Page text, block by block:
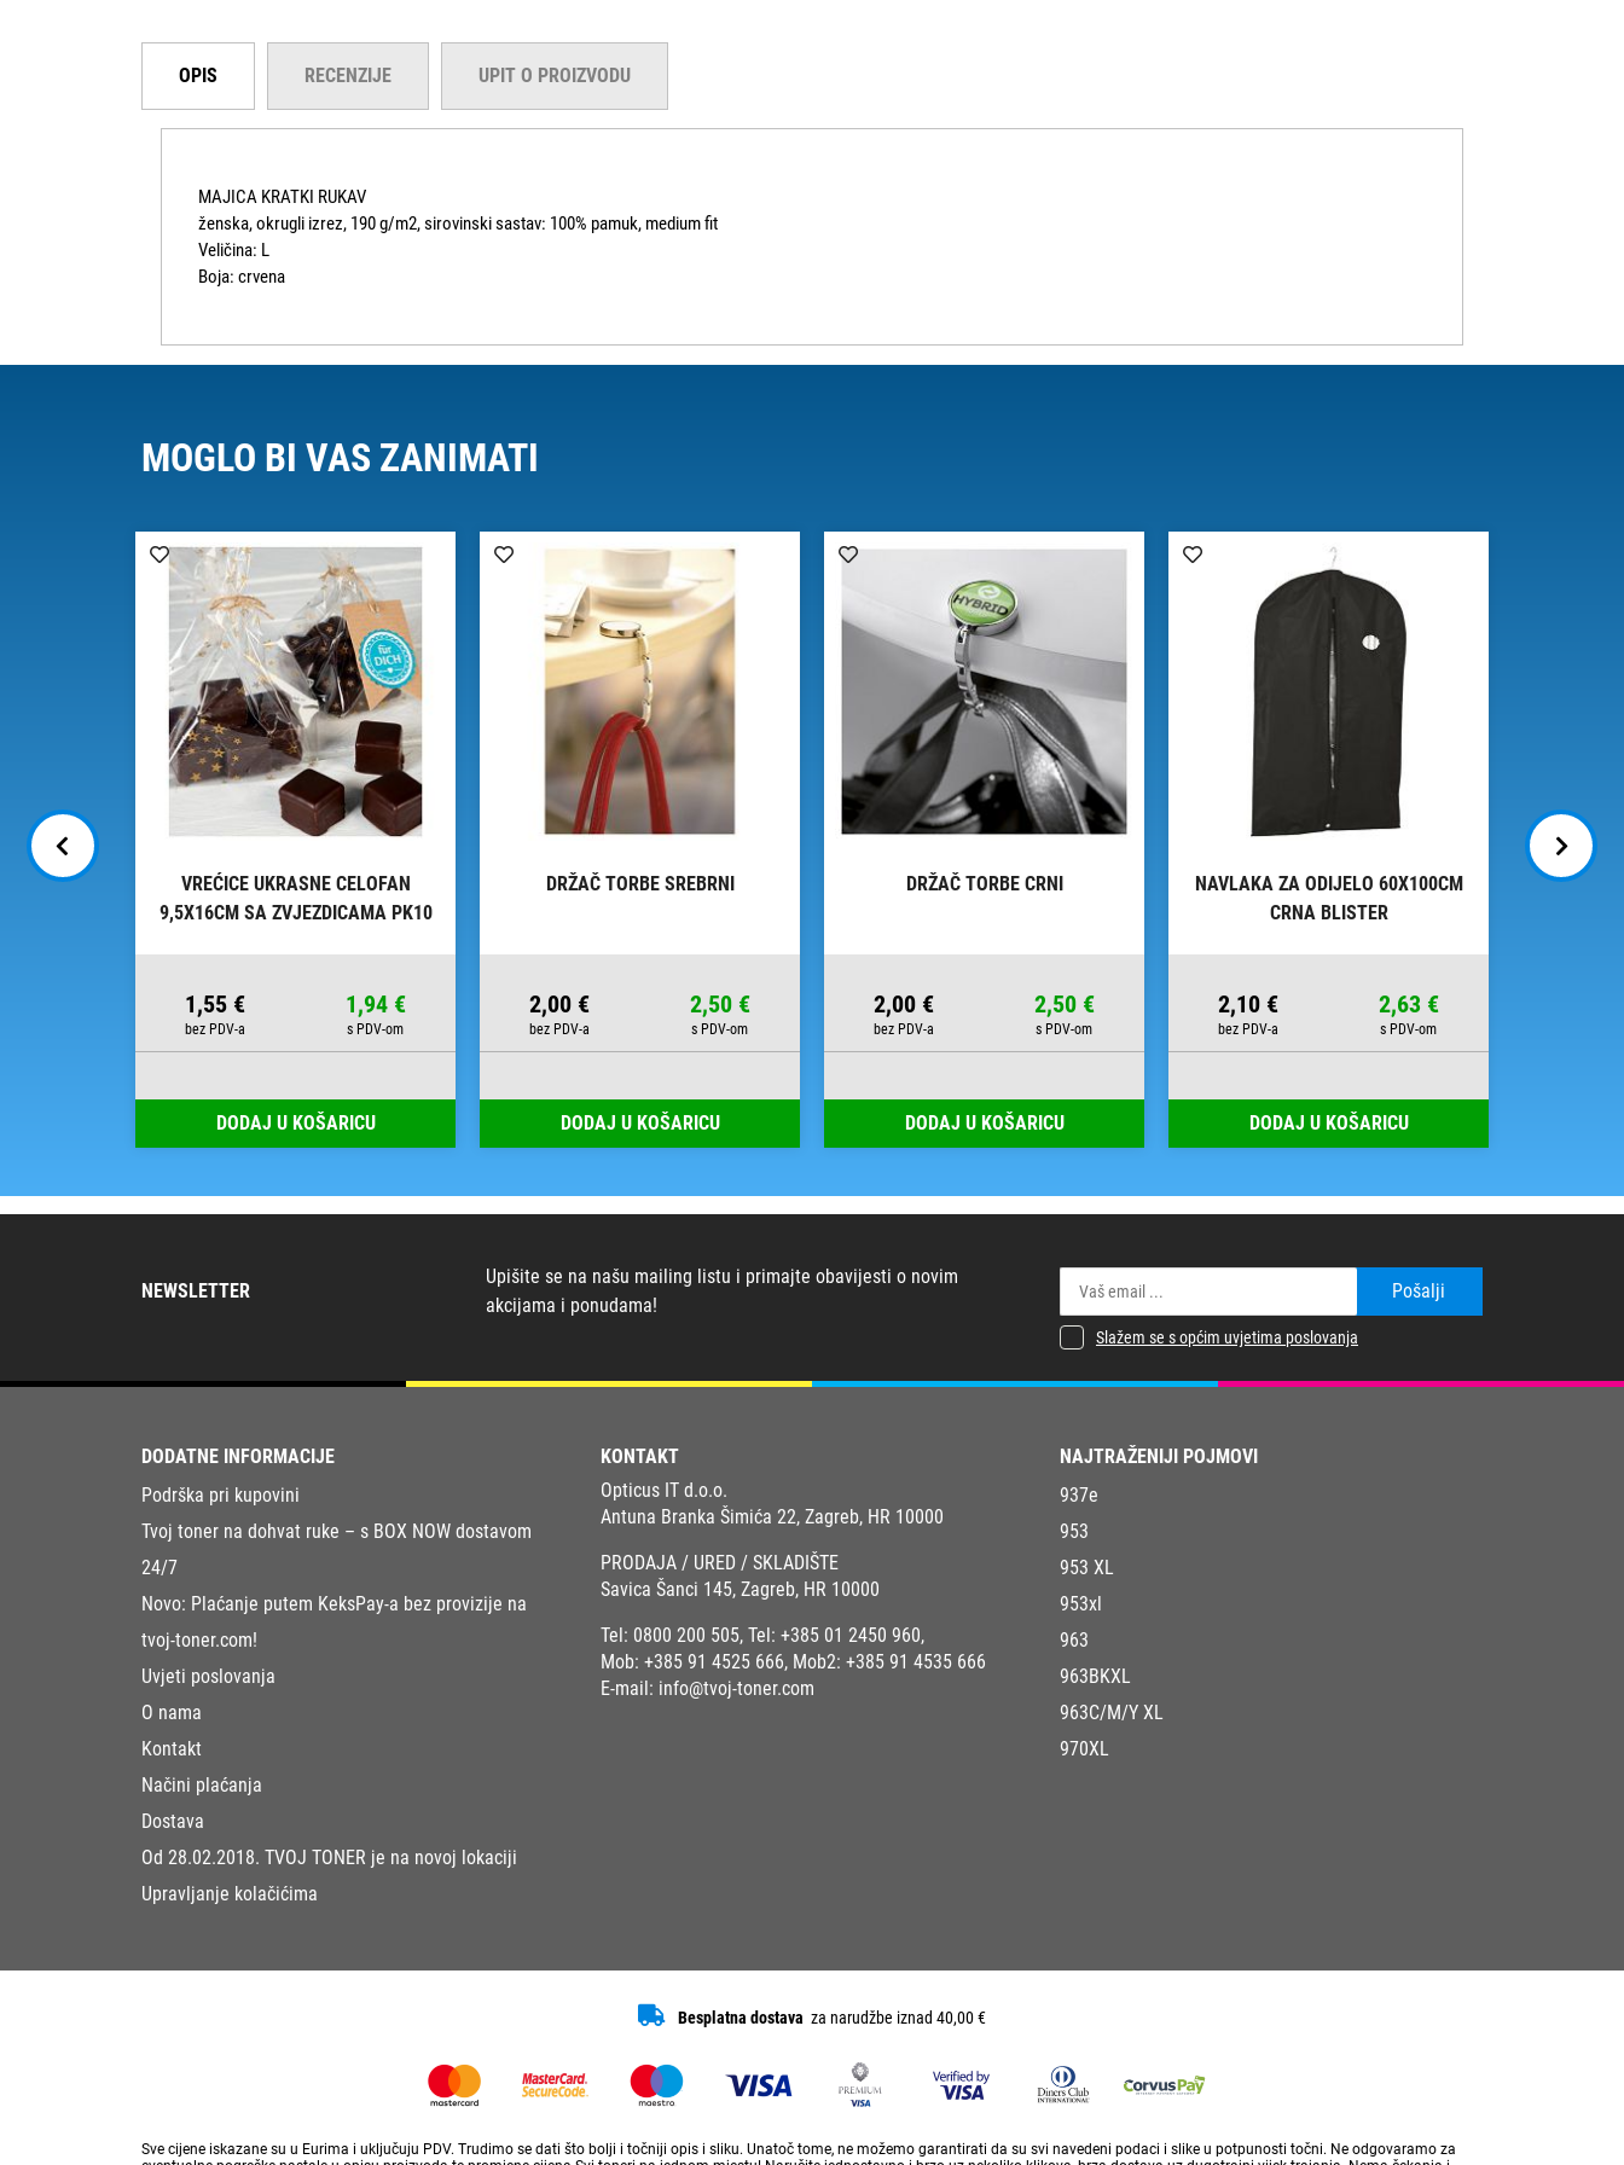
OPIS RECENZIJE UPIT O PROIZVODU
MAJICA KRATKI RUKAV
ženska, okrugli izrez, 190 g/m2, sirovinski sastav: 100% pamuk, medium fit
Veličina: L
Boja: crvena
MOGLO BI VAS ZANIMATI
- DAL
VREĆICE UKRASNE CELOFAN
9,5X16CM SA ZVJEZDICAMA PK10
1,55 € 1,94 €
DODAJ U KOŠARICU
DRŽAČ TORBE SREBRNI
2,00 € 2,50 €
DODAJ U KOŠARICU
DRŽAČ TORBE CRNI
2,00 € 2,50 €
DODAJ U KOŠARICU
NAVLAKA ZA ODIJELO 60X100CM
CRNA BLISTER
2,10 € 2,63 €
DODAJ U KOŠARICU
PAPIR
NEWSLETTER
Upišite se na našu mailing listu i primajte obavijesti o novim
akcijama i ponudama!
Pošalji
Slažem se s općim uvjetima poslovanja
DODATNE INFORMACIJE
Podrška pri kupovini
Tvoj toner na dohvat ruke – s BOX NOW dostavom
24/7
Novo: Plaćanje putem KeksPay-a bez provizije na
tvoj-toner.com!
Uvjeti poslovanja
O nama
Kontakt
Načini plaćanja
Dostava
Od 28.02.2018. TVOJ TONER je na novoj lokaciji
Upravljanje kolačićima
KONTAKT
Opticus IT d.o.o.
Antuna Branka Šimića 22, Zagreb, HR 10000
PRODAJA / URED / SKLADIŠTE
Savica Šanci 145, Zagreb, HR 10000
Tel: 0800 200 505, Tel: +385 01 2450 960,
Mob: +385 91 4525 666, Mob2: +385 91 4535 666
E-mail: info@tvoj-toner.com
NAJTRAŽENIJI POJMOVI
937e
953
953 XL
953xl
963
963BKXL
963C/M/Y XL
970XL
Besplatna dostava za narudžbe iznad 40,00 €
Sve cijene iskazane su u Eurima i uključuju PDV. Trudimo se dati što bolji i točniji opis i sliku. Unatoč tome, ne možemo garantirati da su svi navedeni podaci i slike u potpunosti točni. Ne odgovaramo za